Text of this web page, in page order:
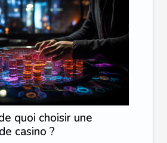
quoi choisir une
casino ?